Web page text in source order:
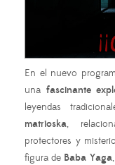
En el nuevo
una fascinante
leyendas
matrioska,
protectores y
figura de Baba Yaga